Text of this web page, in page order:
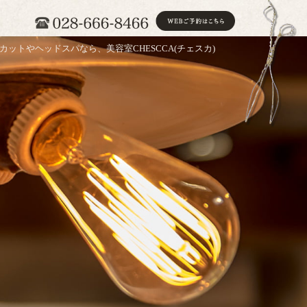
ットやヘッドスパなら、美容室CHESCCA(チェスカ)